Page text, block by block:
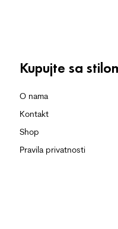
Kupujte sa
O nama
Kontakt
Shop
Pravila privatnosti